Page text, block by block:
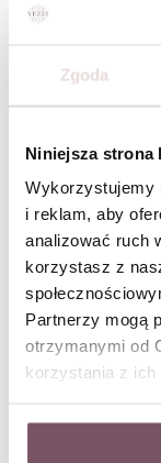
Zgoda
Niniejsza strona
Wykorzystujemy
i reklam, aby
analizować ruch
korzystasz z
Partnerzy mogą
otrzymanymi od
korzystania z ich